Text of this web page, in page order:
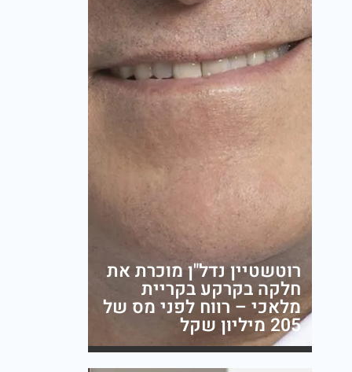
רוטשטיין נדל"ן מוכרת את
חלקה בקרקע בקריית
מלאכי – רווח לפני מס של
205 מיליון שקל